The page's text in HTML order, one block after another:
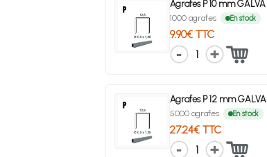
Agrafes P 10 mm GALVA
1000 agrafes En stock
9.90€ TTC
1
Agrafes P 12 mm GALVA
5000 agrafes En stock
27.24€ TTC
1